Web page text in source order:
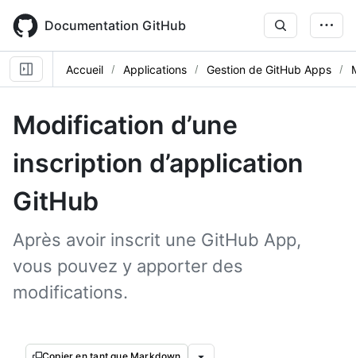
main
content
Documentation GitHub
Accueil Applications Gestion de GitHub Apps
Modification d’une
inscription d’application
GitHub
Après avoir inscrit une GitHub App,
vous pouvez y apporter des
modifications.